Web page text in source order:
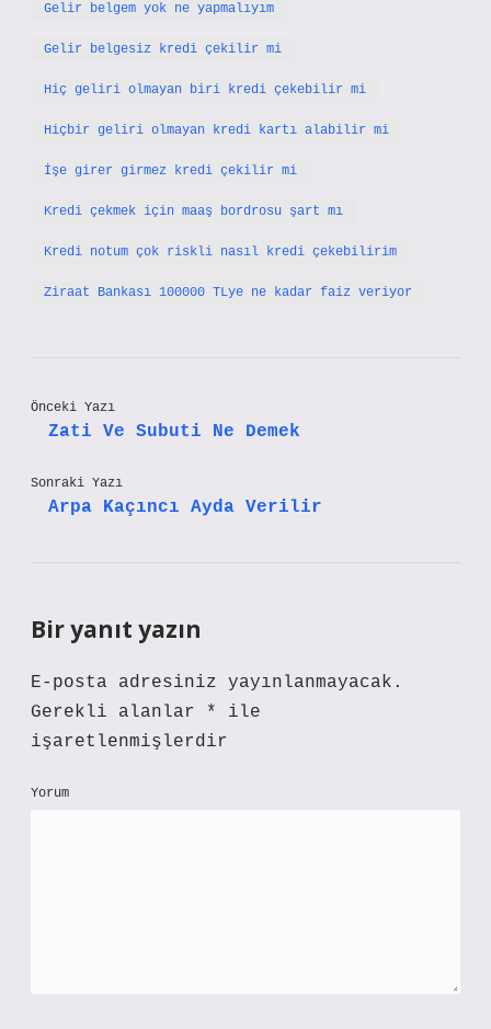
Gelir belgem yok ne yapmalıyım
Gelir belgesiz kredi çekilir mi
Hiç geliri olmayan biri kredi çekebilir mi
Hiçbir geliri olmayan kredi kartı alabilir mi
İşe girer girmez kredi çekilir mi
Kredi çekmek için maaş bordrosu şart mı
Kredi notum çok riskli nasıl kredi çekebilirim
Ziraat Bankası 100000 TLye ne kadar faiz veriyor
Önceki Yazı
Zati Ve Subuti Ne Demek
Sonraki Yazı
Arpa Kaçıncı Ayda Verilir
Bir yanıt yazın
E-posta adresiniz yayınlanmayacak.
Gerekli alanlar
*
ile
işaretlenmişlerdir
Yorum